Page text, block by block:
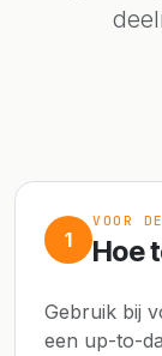
1
VOOR
Hoe
Gebruik bij
een up-to-